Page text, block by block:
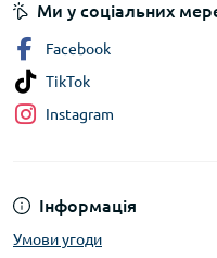
Інформація
Умови угоди
Ми у соціальних
Facebook
TikTok
Instagram